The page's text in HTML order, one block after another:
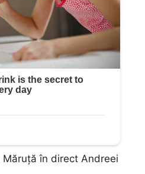
în direct Andreei